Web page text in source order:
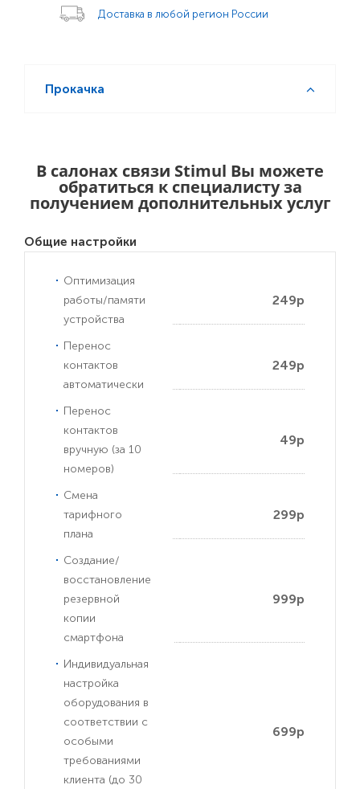
Доставка в любой регион России
Прокачка
В салонах связи Stimul Вы можете
обратиться к специалисту за
получением дополнительных услуг
Общие настройки
Оптимизация
работы/памяти
устройства
249р
Перенос
контактов
автоматически
249р
Перенос
контактов
вручную (за 10
номеров)
49р
Смена
тарифного
плана
299р
Создание/
восстановление
резервной
копии
смартфона
999р
Индивидуальная
настройка
оборудования в
соответствии с
особыми
требованиями
клиента (до 30
699р